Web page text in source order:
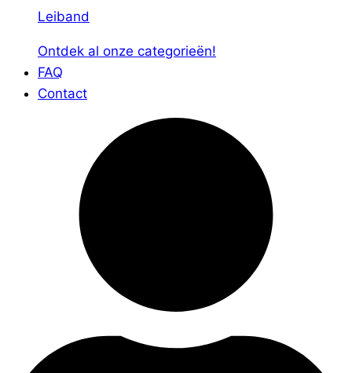
Leiband
Ontdek al onze categorieën!
FAQ
Contact